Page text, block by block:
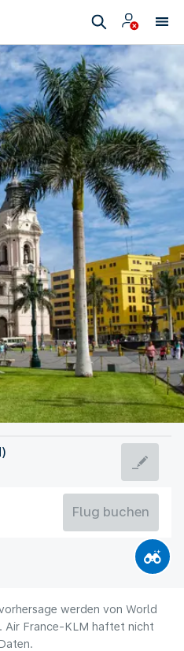
Flug buchen
werden von World
Air France-KLM haftet nicht